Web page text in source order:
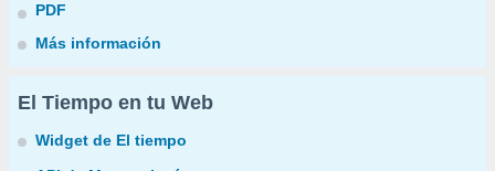
PDF
Más información
El Tiempo en tu Web
Widget de El tiempo